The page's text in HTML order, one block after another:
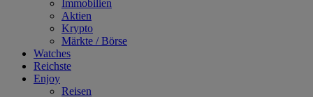
Immobilien
Aktien
Krypto
Märkte / Börse
Watches
Reichste
Enjoy
Reisen